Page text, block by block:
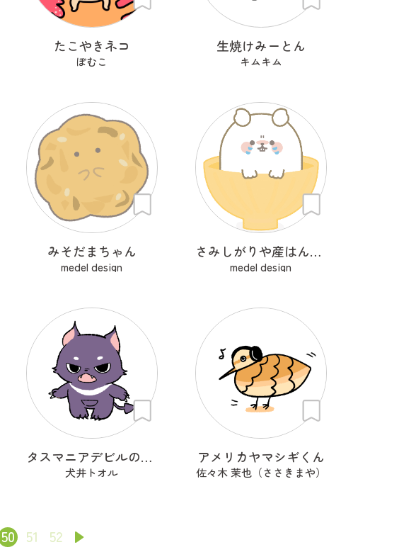
たこやきネコ
ぽむこ
生焼けみーとん
キムキム
みそだまちゃん
medel design
さみしがりや産はんちゃん
medel design
タスマニアデビルのデビぷん
犬井トオル
アメリカヤマシギくん
佐々木 茉也（ささきまや）
50 51 52